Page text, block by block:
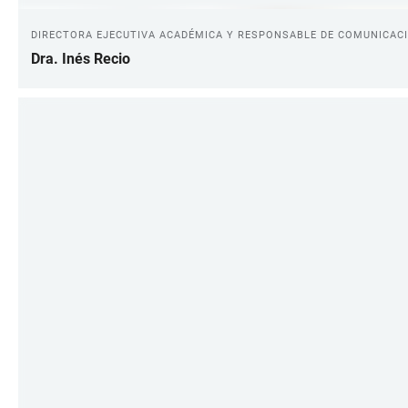
DIRECTORA EJECUTIVA ACADÉMICA Y RESPONSABLE DE
Dra. Inés Recio